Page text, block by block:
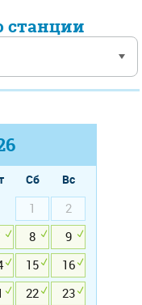
станции
Сб
Вс
1
2
8
9
15
16
22
23